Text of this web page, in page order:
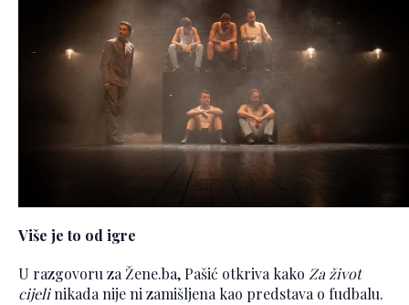
Više je to od igre
U razgovoru za Žene.ba, Pašić otkriva kako Za život
cijelinikada nije ni zamišljena kao predstava o fudbalu.